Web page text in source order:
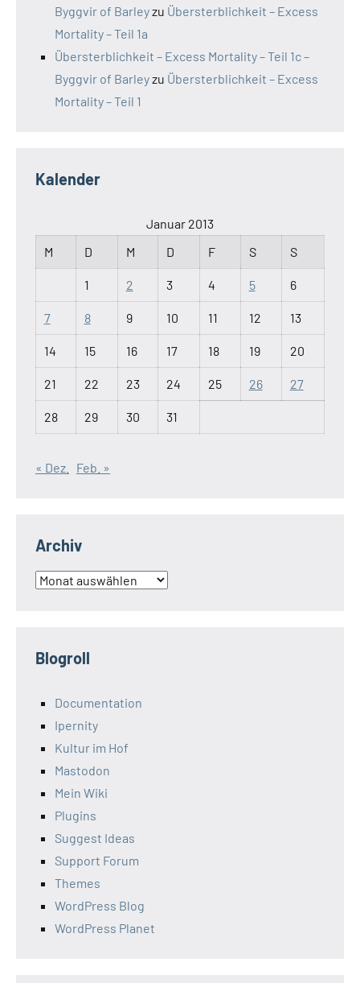
Byggvir of Barleyzu Übersterblichkeit – Excess
Mortality – Teil 1a
Übersterblichkeit – Excess Mortality – Teil 1c –
Byggvir of Barleyzu Übersterblichkeit – Excess
Mortality – Teil 1
Kalender
Januar 2013
M
D M D F S S
1 2 3 4 5 6
7 8 9 10 11 12 13
14 15 16 17 18 19 20
21 22 23 24 25 26 27
28 29 30 31
« Dez. Feb. »
Archiv
Archiv
Blogroll
Documentation
Ipernity
Kultur im Hof
Mastodon
Mein Wiki
Plugins
Suggest Ideas
Support Forum
Themes
WordPress Blog
WordPress Planet